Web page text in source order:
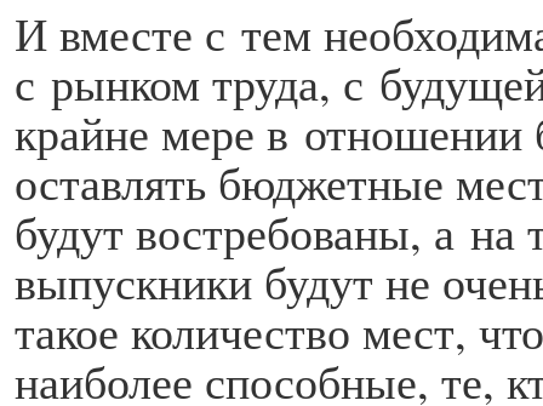
И вместе с тем
с рынком труда, с
крайне мере в
оставлять бюджетные
будут востребованы, а на
выпускники будут не
такое количество мест,
наиболее способные, те,